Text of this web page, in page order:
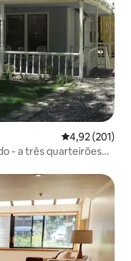
4,92 de uma
4,92 (201)
- a três quarteirões